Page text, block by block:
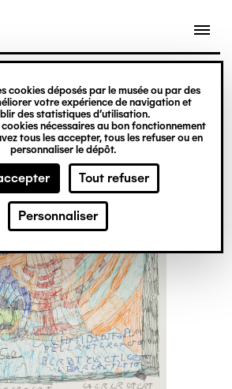
cookies déposés par le musée ou par des
votre expérience de navigation et
des statistiques d’utilisation.
cookies nécessaires au bon fonctionnement
tous les accepter, tous les refuser ou en
personnaliser le dépôt.
Tout refuser
Personnaliser